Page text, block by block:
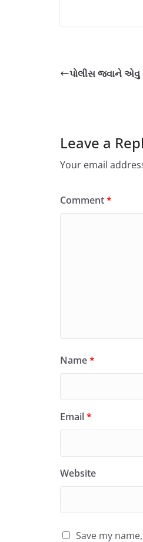
પોલીસ જવાને એવુ
Leave a
Your email
Comment*
Name*
Email*
Website
Save my